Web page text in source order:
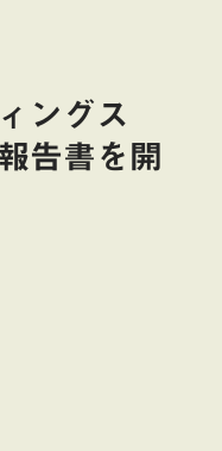
ングス
告書を開